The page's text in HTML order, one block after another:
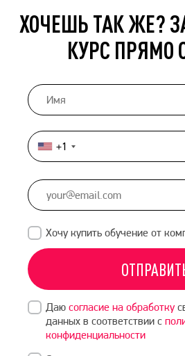
ХОЧЕШЬ ТАК ЖЕ?
КУРС ПРЯМО
United
States
+1
+1
Хочу купить обучение от
Даю согласие на обработку
данных в соответствии с
конфиденциальности